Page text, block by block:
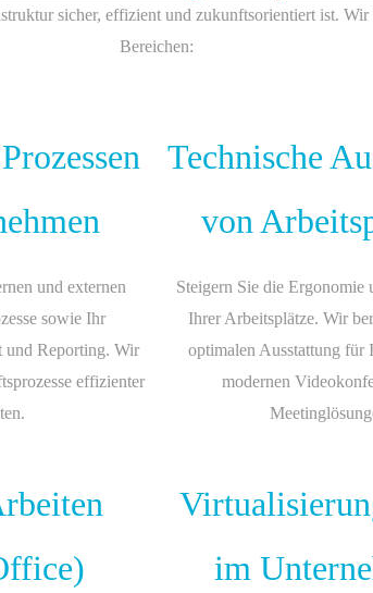
sicher, effizient und zukunftsorientiert ist.
Bereichen:
und externen
sowie Ihr
und Reporting. Wir
effizienter
Technische
von
Steigern Sie die Ergonomie
Ihrer Arbeitsplätze. Wir
optimalen Ausstattung für
modernen
im